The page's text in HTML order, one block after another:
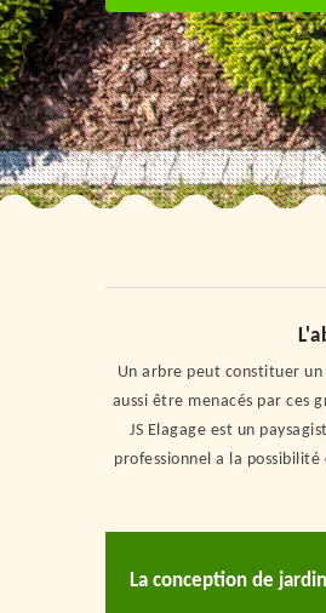
Un arbre peut constituer
aussi être menacés par ces
JS Elagage est un
professionnel a la
La conception de